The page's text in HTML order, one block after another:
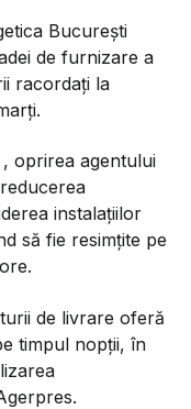
Bucureşti
de furnizare a
racordaţi la
oprirea agentului
instalaţiilor
să fie resimţite pe
de livrare oferă
timpul nopţii, în